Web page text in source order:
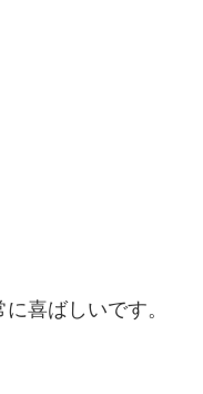
喜ばしいです。